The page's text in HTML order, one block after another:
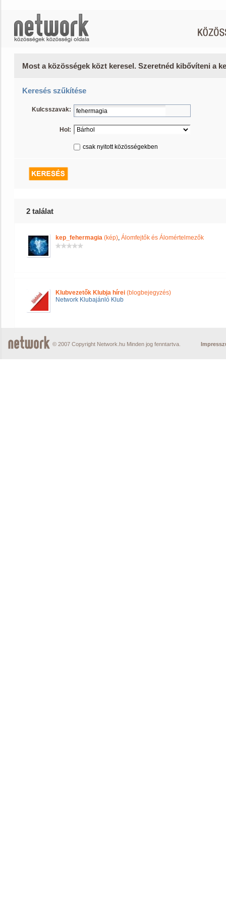
Most a közösségek közt keresel. Szeretnéd kibővíteni a
Keresés szűkítése
Kulcsszavak:
Hol:
csak nyitott közösségekben
2 találat
kep_fehermagia (kép), Álomfejtők és Álomértelmezők
Klubvezetők Klubja hírei (blogbejegyzés)
Network Klubajánló Klub
© 2007 Copyright Network.hu Minden jog fenntartva.